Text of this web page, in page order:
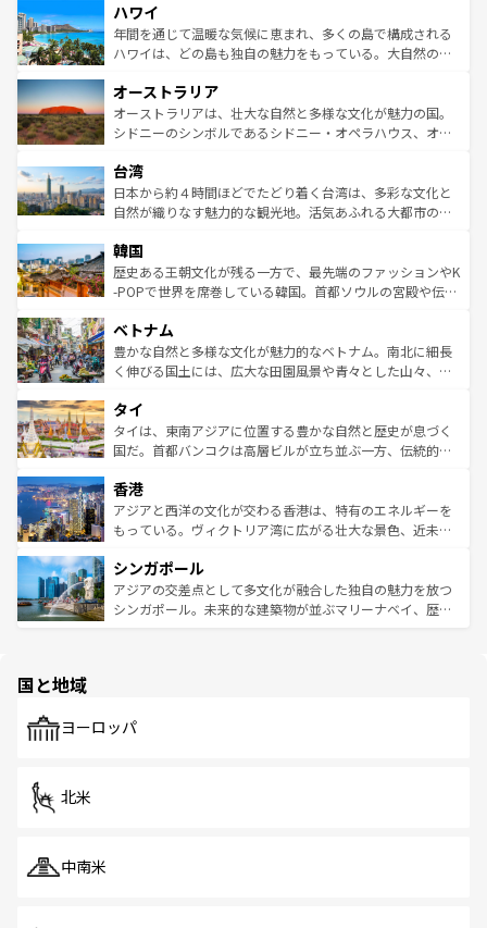
ば市内交通費無料で観光を楽しむこともできる。 なお、新
着のスイス情報はコンテンツ一覧 を参照してほしい。
のような巨大都市は、観光、ショッピング、エンターテイ
ンメントが詰まった刺激的なスポットだ。一方、アメリカ
西部には大自然が広がり、グランドキャニオンやイエロー
部のニューオーリンズでは、音楽と美食が融合した独特の
文化が魅力。旅行者はアメリカの各地域で異なる魅力を楽
しみながら、その多様性と豊かな歴史を感じることができ
ならではの贅沢な旅のスタイルだ。 なお、新着のアメリカ
情報はコンテンツ一覧を参照してほしい。
ハワイ
年間を通じて温暖な気候に恵まれ、多くの島で構成される
ハワイは、どの島も独自の魅力をもっている。大自然の神
ワイ島は見逃せない。また、定番の観光地といえばオアフ
島だが、静かな自然を求めるならマウイ島やカウアイ島が
おすすめ。エメラルドグリーンに輝く海をはじめ、豊かな
れるおもてなしの心で訪れる人々を迎えてくれるハワイの
人々、おいしいローカルフードやハワイアンミュージッ
ク、伝統的なフラダンスなど、すべてがハワイの魅力を彩
ワイを、存分に味わってほしい。 なお、新着のハワイ情報
はコンテンツ一覧を参照してほしい。
オーストラリア
オーストラリアは、壮大な自然と多様な文化が魅力の国。
シドニーのシンボルであるシドニー・オペラハウス、オー
リアリーフや大陸中央部にそびえるウルル（エアーズロッ
ク）、タスマニアの美しい原生林やケアンズの熱帯雨林な
ど、見どころがたくさん。また、カフェやワイン、オージ
いる。アクティビティも充実しており、サーフィンやダイ
ビング、ハイキングなど、アウトドア好きにはたまらな
い。オーストラリアの多彩な魅力を存分に味わいつくそ
参照してほしい。
台湾
日本から約４時間ほどでたどり着く台湾は、多彩な文化と
自然が織りなす魅力的な観光地。活気あふれる大都市の台
ン）、静ひつな山岳地帯である台湾東部など、都市の喧騒
と山間の静けさが共存しており、訪れる人に新しい発見と
驚きをもたらしてくれる。また、奥深い台湾の食文化も魅
容にもいいと評判のスイーツなど、バラエティ豊かな料理
が味わえる。 なお、新着の台湾情報は コンテンツ一覧を参
照してほしい。
韓国
歴史ある王朝文化が残る一方で、最先端のファッションやK
-POPで世界を席巻している韓国。首都ソウルの宮殿や伝統
き、地方に足を延ばせば四季折々の自然美を楽しむことが
できる。そして、キムチや焼肉、絶品のストリートフード
まで、さまざまな韓国料理が待っている。夜には、韓国な
リティに包まれながら、韓国の多彩な魅力を心ゆくまで味
わってみてほしい。 なお、新着の韓国情報はコンテンツ一
覧を参照してほしい。
ベトナム
豊かな自然と多様な文化が魅力的なベトナム。南北に細長
く伸びる国土には、広大な田園風景や青々とした山々、世
急速な発展と共に伝統が息づく。ハノイの古い町並みやホ
ーチミン市のフランス統治時代の建物も、独特の雰囲気を
醸し出している。また、バラエティの豊かさとおいしさで
とつ。フォーやバインミー、ベトナムコーヒーなどは、ぜ
ひ現地で味わいたい。どの地域を訪れてもあたたかい人々
が旅行者を迎えてくれるので、きっと忘れられない旅にな
参照してほしい。
タイ
タイは、東南アジアに位置する豊かな自然と歴史が息づく
国だ。首都バンコクは高層ビルが立ち並ぶ一方、伝統的な
の活気が交差している。北部ではチェンマイなどの山岳地
帯で自然と触れ合い、南部ではプーケットやクラビの美し
いビーチでリゾート気分を楽しむことができる。タイ料理
激する。気候は一年中温暖で、どの季節にも異なる楽しみ
が待っている。親しみやすいタイの人々、仏教を中心とし
た文化、そして多様な観光資源が、訪れる旅人を魅了し続
香港
アジアと西洋の文化が交わる香港は、特有のエネルギーを
もっている。ヴィクトリア湾に広がる壮大な景色、近未来
み、どこを訪れても感動するはず。観光スポットが密集し
ており、効率よく見どころを回れるのも魅力。息をのむよ
うな絶景から文化的な体験まで、香港を存分に楽しみ尽く
シンガポール
アジアの交差点として多文化が融合した独自の魅力を放つ
シンガポール。未来的な建築物が並ぶマリーナベイ、歴史
で、ホーカーズは地元の風情を楽しめる外せないスポット
国と地域
ヨーロッパ
北米
中南米